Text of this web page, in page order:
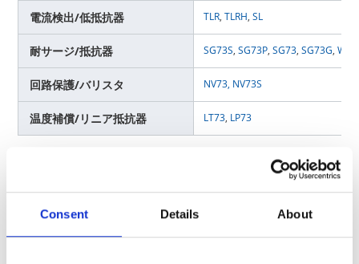
Consent Details About
電流検出/低抵抗器 TLR,TLRH,SL
耐サージ/抵抗器 SG73S,SG73P,SG73,SG73G,
回路保護/バリスタ NV73, NV73S
温度補償/リニア抵抗器 LT73, LP73
E システム制御部